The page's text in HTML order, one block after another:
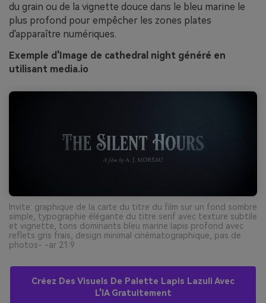
du grain ou de la vignette douce dans le bleu marine le
plus profond pour empêcher les zones plates
d'apparaître numériques.
Exemple d'Image de cathedral night généré en
utilisant media.io
Invite: graphique de la carte du titre du film sur un fond sombre
simple, typographie élégante du titre serif avec texture subtile
et vignette, tons dominants bleu marine lapis profond avec
reflets gris frais, design minimal cinématographique, pas de
photos- -ar 21:9
Créez Des Visuels De Palette Lapis Lazuli Avec
L'IA Gratuitement